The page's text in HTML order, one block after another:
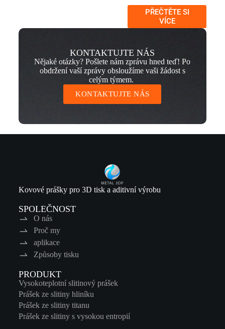
PŘEČTĚTE SI
VÍCE
KONTAKTUJTE NÁS
Nějaké otázky? Pošlete nám zprávu hned teď! Po
obdržení vaší zprávy obsloužíme vaši žádost s
celým týmem.
KONTAKTUJTE NÁS
Kovové prášky pro 3D tisk a aditivní výrobu
SPOLEČNOST
O nás
Proč my
aplikace
Způsoby tisku
PRODUKT
Vysokoteplotní slitinový prášek
Prášek ze slitiny hliníku
Prášek ze slitiny titanu
Prášek ze slitiny s vysokou entropií